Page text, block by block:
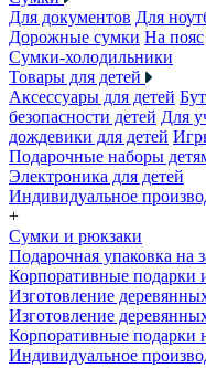
Для документов Для
Дорожные сумки На пояс
Сумки-холодильники
Товары для детей
Аксессуары для детей
безопасности детей Для
дождевики для детей
Подарочные наборы
Электроника для детей
Индивидуальное
+
Сумки и рюкзаки
Подарочная упаковка на
Корпоративные подарки
Изготовление
Изготовление
Корпоративные подарки
Индивидуальное